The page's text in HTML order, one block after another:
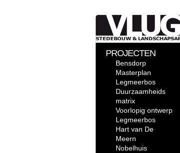
PROJECTEN
Bensdorp
Masterplan
Legmeerbos
Duurzaamheids
matrix
Voorlopig ontwerp
Legmeerbos
Hart van De
Meern
Nobelhuis